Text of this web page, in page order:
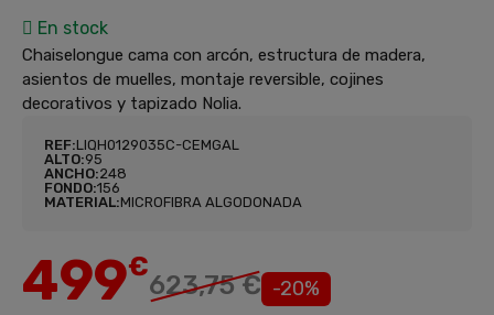
En stock
Chaiselongue cama con arcón, estructura de madera,
asientos de muelles, montaje reversible, cojines
decorativos y tapizado Nolia.
REF:LIQH0129035C-CEMGAL
ALTO:95
ANCHO:248
FONDO:156
MATERIAL:MICROFIBRA ALGODONADA
499€
623,75 € -20%